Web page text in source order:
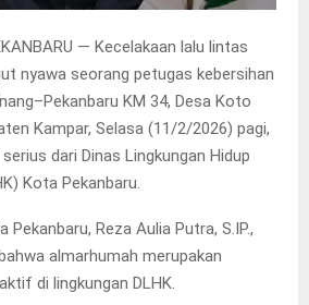
— Kecelakaan lalu lintas
nyawa seorang petugas kebersihan
KM 34, Desa Koto
Kampar, Selasa (11/2/2026) pagi,
dari Dinas Lingkungan Hidup
Kota Pekanbaru.
Pekanbaru, Reza Aulia Putra, S.IP.,
almarhumah merupakan
di lingkungan DLHK.